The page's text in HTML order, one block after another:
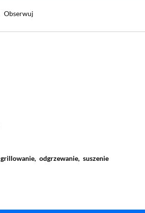
Obserwuj
grillowanie, odgrzewanie, suszenie